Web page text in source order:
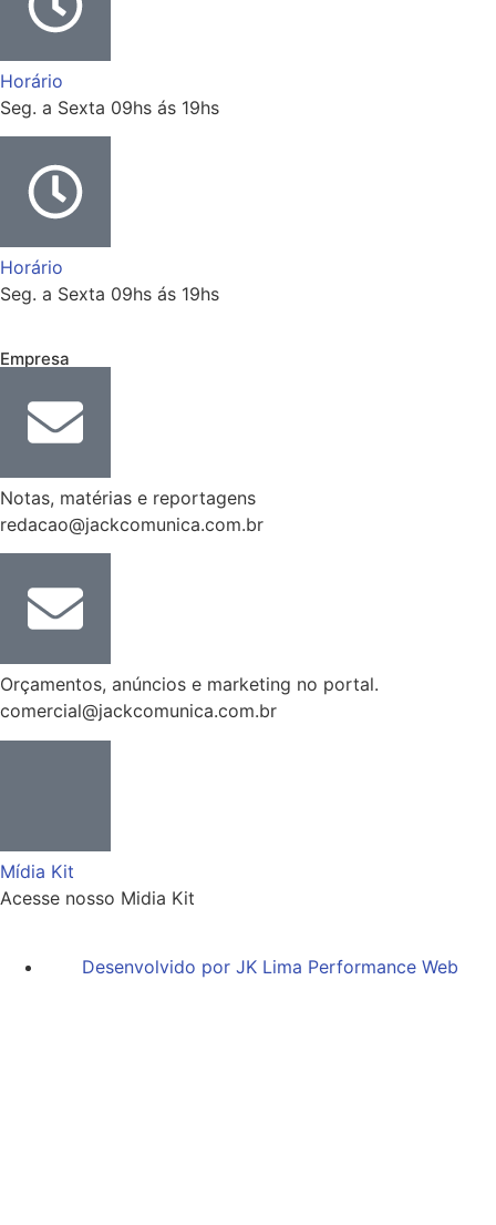
Horário
Seg. a Sexta 09hs ás 19hs
Horário
Seg. a Sexta 09hs ás 19hs
Empresa
Notas, matérias e reportagens
redacao@jackcomunica.com.br
Orçamentos, anúncios e marketing no portal.
comercial@jackcomunica.com.br
Mídia Kit
Acesse nosso Midia Kit
Desenvolvido por JK Lima Performance Web